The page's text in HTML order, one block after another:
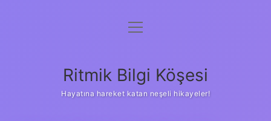
Anasayfa
Yasal Uyarı
menüyü
Ritmik Bilgi Köşesi
Hayatına hareket katan neşeli hikayeler!